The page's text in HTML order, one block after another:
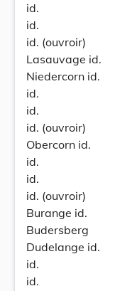
id.
id.
id. (ouvroir)
Lasauvage id.
Niedercorn id.
id.
id.
id. (ouvroir)
Obercorn id.
id.
id.
id. (ouvroir)
Burange id.
Budersberg
Dudelange id.
id.
id.